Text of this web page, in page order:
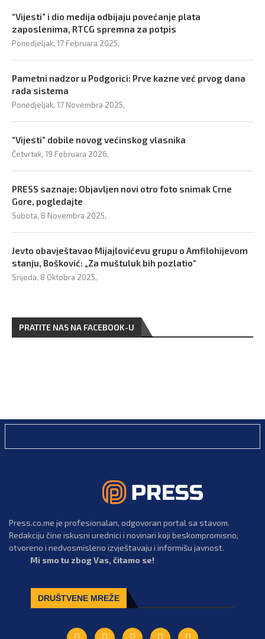
“Vijesti” i dio medija odbijaju povećanje plata
zaposlenima, RTCG spremna za potpis
Ponedjeljak, 17 Februara 2025,
Pametni nadzor u Podgorici: Prve kazne već prvog dana
rada sistema
Ponedjeljak, 17 Novembra 2025,
“Vijesti” dobile novog većinskog vlasnika
Četvrtak, 19 Februara 2026,
PRESS saznaje: Objavljen novi otro foto snimak Crne
Gore, pogledajte
Subota, 8 Novembra 2025,
Jevto obavještavao Mijajlovićevu grupu o Amfilohijevom
stanju, Bošković: „Za muštuluk bih pozlatio“
Srijeda, 8 Oktobra 2025,
PRATITE NAS NA FACEBOOK-U
Press.co.me je profesionalan, odgovoran portal sa stavom.
Redakciju čine iskusni urednici i novinari koji beskompromisno,
otvoreno i nedvosmisleno izvještavaju i informišu javnost.
Mi smo tu zbog Vas, čitamo se!
DRUŠTVENE MREŽE